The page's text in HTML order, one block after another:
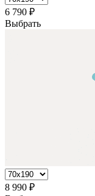
6 790 ₽
Выбрать
8 990 ₽